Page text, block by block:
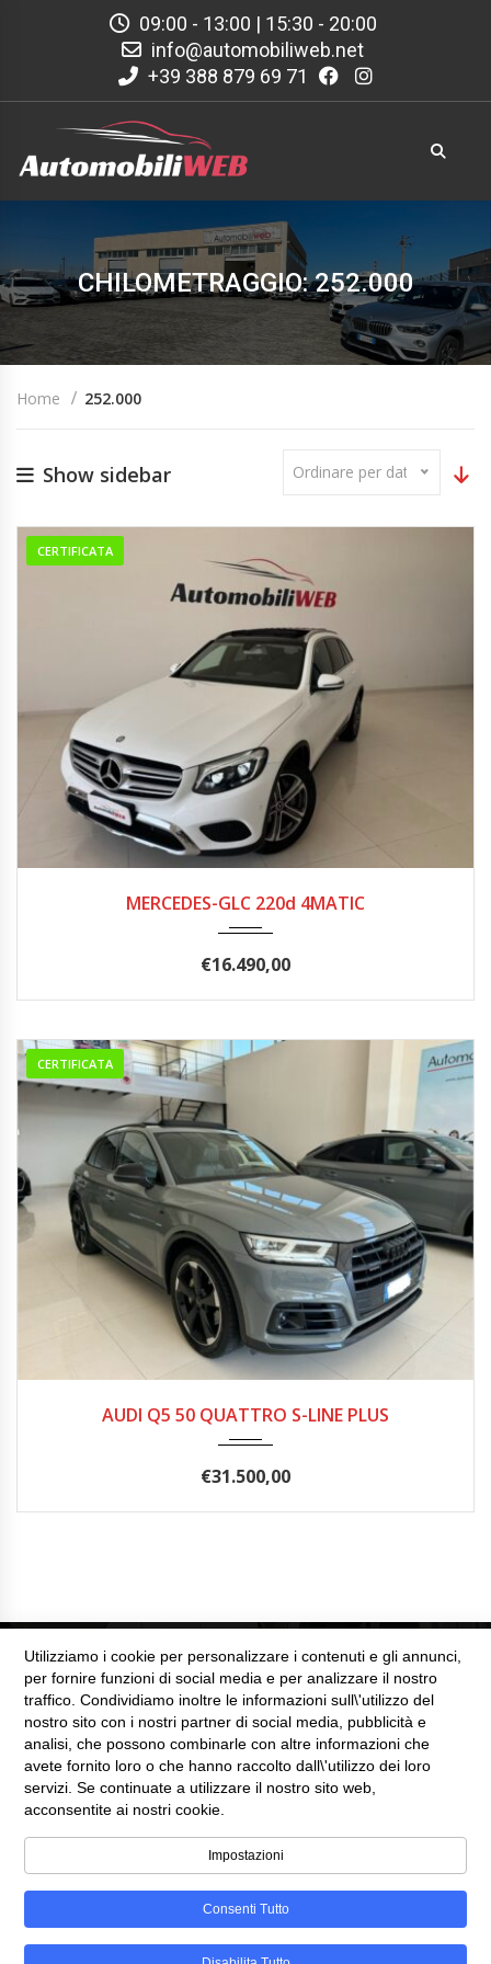
09:00 - 13:00 | 15:30 - 20:00
info@automobiliweb.net
+39 388 879 69 71
CHILOMETRAGGIO: 252.000
Home 252.000
Show sidebar Ordinare per data
CERTIFICATA
MERCEDES-GLC 220d 4MATIC
€16.490,00
CERTIFICATA
AUDI Q5 50 QUATTRO S-LINE PLUS
€31.500,00
SEZIONE LEGALE
Cookie Policy
Privacy Policy
Utilizziamo i cookie per personalizzare i contenuti e gli annunci,
per fornire funzioni di social media e per analizzare il nostro
traffico. Condividiamo inoltre le informazioni sull\'utilizzo del
nostro sito con i nostri partner di social media, pubblicità e
analisi, che possono combinarle con altre informazioni che
avete fornito loro o che hanno raccolto dall\'utilizzo dei loro
servizi. Se continuate a utilizzare il nostro sito web,
acconsentite ai nostri cookie.
Impostazioni
Consenti Tutto